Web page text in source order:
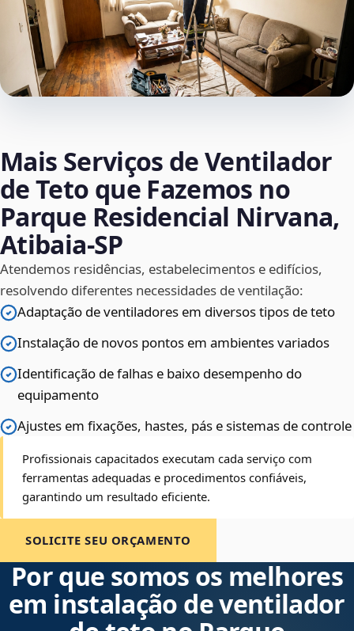
Mais Serviços de Ventilador
de Teto que Fazemos no
Parque Residencial Nirvana,
Atibaia‑SP
Atendemos residências, estabelecimentos e edifícios,
resolvendo diferentes necessidades de ventilação:
Adaptação de ventiladores em diversos tipos de teto
Instalação de novos pontos em ambientes variados
Identificação de falhas e baixo desempenho do
equipamento
Ajustes em fixações, hastes, pás e sistemas de controle
Profissionais capacitados executam cada serviço com
ferramentas adequadas e procedimentos confiáveis,
garantindo um resultado eficiente.
SOLICITE SEU ORÇAMENTO
Por que somos os melhores
em instalação de ventilador